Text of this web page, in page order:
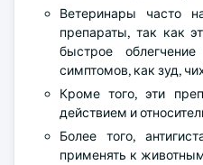
Ветеринары часто
препараты, так как
быстрое
симптомов, как зуд,
Кроме того, эти
действием и
Более того,
применять к